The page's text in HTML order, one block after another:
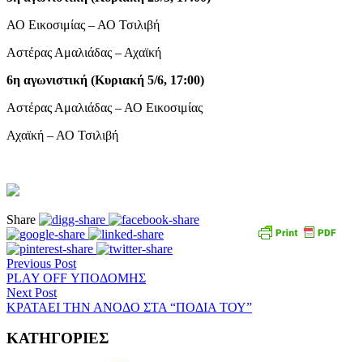
ΑΟ Εικοσιμίας – ΑΟ Τσιλιβή
Αστέρας Αμαλιάδας – Αχαϊκή
6η αγωνιστική (Κυριακή 5/6, 17:00)
Αστέρας Αμαλιάδας – ΑΟ Εικοσιμίας
Αχαϊκή – ΑΟ Τσιλιβή
Share
Previous Post
PLAY OFF ΥΠΟΔΟΜΗΣ
Next Post
ΚΡΑΤΑΕΙ ΤΗΝ ΑΝΟΔΟ ΣΤΑ “ΠΟΔΙΑ ΤΟΥ”
ΚΑΤΗΓΟΡΙΕΣ